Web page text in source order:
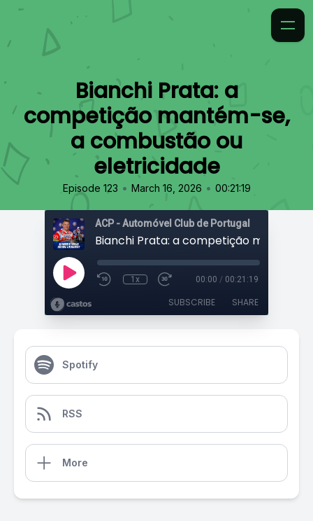
Bianchi Prata: a
competição mantém-se,
a combustão ou
eletricidade
Episode 123 • March 16, 2026 • 00:21:19
ACP - Automóvel Club de Portugal
1x 00:00 / 00:21:19
SUBSCRIBE SHARE
Spotify
RSS
More